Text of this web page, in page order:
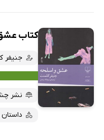
کتاب
جنیفر
نشر